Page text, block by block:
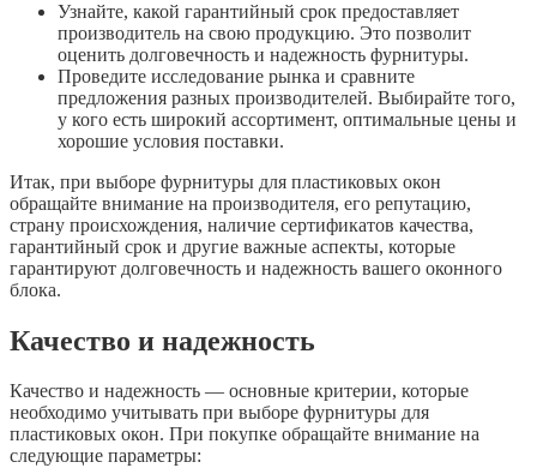
Узнайте, какой гарантийный срок предоставляет
производитель на свою продукцию. Это позволит
оценить долговечность и надежность фурнитуры.
Проведите исследование рынка и сравните
предложения разных производителей. Выбирайте того,
у кого есть широкий ассортимент, оптимальные цены и
хорошие условия поставки.
Итак, при выборе фурнитуры для пластиковых окон
обращайте внимание на производителя, его репутацию,
страну происхождения, наличие сертификатов качества,
гарантийный срок и другие важные аспекты, которые
гарантируют долговечность и надежность вашего оконного
блока.
Качество и надежность
Качество и надежность — основные критерии, которые
необходимо учитывать при выборе фурнитуры для
пластиковых окон. При покупке обращайте внимание на
следующие параметры: